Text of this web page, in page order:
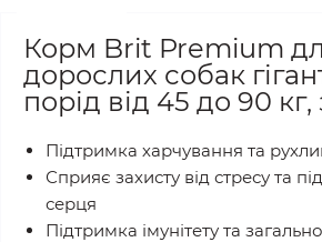
Корм Brit Premium
дорослих собак
порід від 45 до 90
Підтримка харчування та
Сприяє захисту від стресу та
серця
Підтримка імунітету та